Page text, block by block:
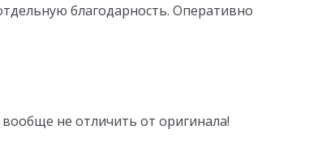
благодарность. Оперативно
не отличить от оригинала!